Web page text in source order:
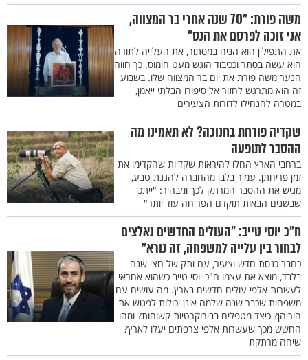
משה פורת: "70 שנה אחרי בר המצווה,
אני זוכה לפרסם את הנס"
את התפילין הוא הניח במסתור, את העלייה לתורה
הוא עשה בסתר וככיבוד הוגש מעט חומוס. כך חווה
הנער משה פורת את יום בר המצווה שלו. בשבוע
זה הוא מתרגש לחזור אל סיפורו הבלתי ייאמן,
במטרה להנחילו לדורות הצעירים
שקדיה פורחת בחנוכה? לא תאמינו מה
ההסבר לתופעה
ברחבי הארץ החלו להיראות שקדיות שהקדימו את
זמן פריחתן. עמיר בלבן מהחברה להגנת טבע,
מגיש את ההסבר המרתק לכך ומבהיר: "ייתכן
שבשנים הבאות תוקדם הפריחה עוד יותר"
ח"כ יוסי טייב: "העולים החדשים נאלצים
לבחור בין עלייה למשפחה, זה נורא"
כחבר כנסת חדש וצעיר, עם ותק של חצי שנה
בלבד, מוצא את עצמו ח"כ יוסי טייב כשהוא אחראי
לעשרות אלפי עולים חדשים בארץ. מה עושים עם
משפחות שכבר שנה שלמה אינן יכולות לפגוש את
הוריהן? כיצד מטפלים בבירוקרטיות קשוחות? ומהו
החשש מכך שעשרות אלפי צרפתים יעלו לארץ?
שיחה מרתקת